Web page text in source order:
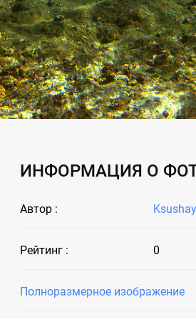
ИНФОРМАЦИЯ О
Автор :
Рейтинг : 0
Полноразмерное изображение